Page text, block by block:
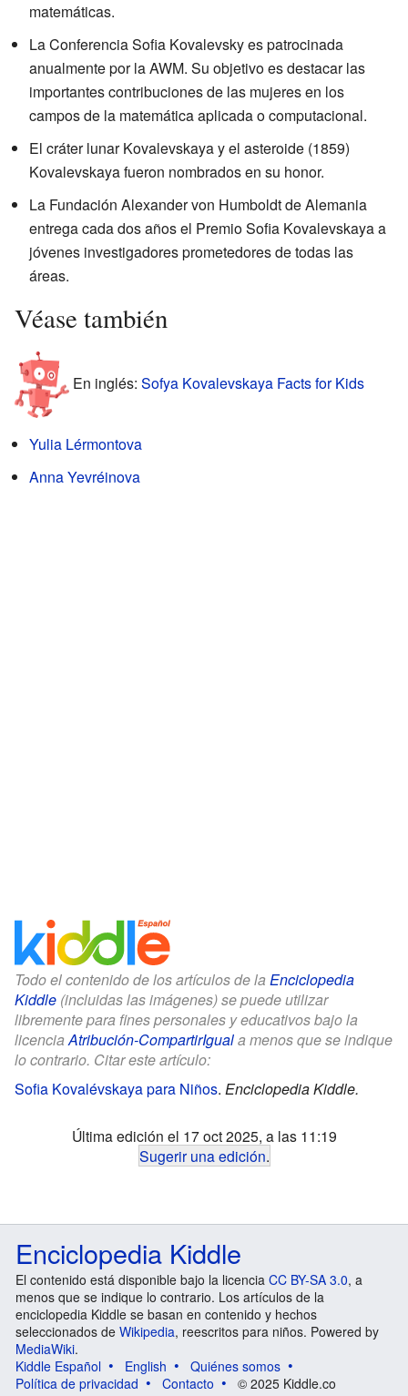
matemáticas.
La Conferencia Sofia Kovalevsky es patrocinada
anualmente por la AWM. Su objetivo es destacar las
importantes contribuciones de las mujeres en los
campos de la matemática aplicada o computacional.
El cráter lunar Kovalevskaya y el asteroide (1859)
Kovalevskaya fueron nombrados en su honor.
La Fundación Alexander von Humboldt de Alemania
entrega cada dos años el Premio Sofia Kovalevskaya a
jóvenes investigadores prometedores de todas las
áreas.
Véase también
En inglés: Sofya Kovalevskaya Facts for Kids
Yulia Lérmontova
Anna Yevréinova
Todo el contenido de los artículos de la Enciclopedia
Kiddle (incluidas las imágenes) se puede utilizar
libremente para fines personales y educativos bajo la
licenciaAtribución-CompartirIguala menos que se indique
lo contrario. Citar este artículo:
Sofia Kovalévskaya para Niños. Enciclopedia Kiddle.
Última edición el 17 oct 2025, a las 11:19
Sugerir una edición.
Enciclopedia Kiddle
El contenido está disponible bajo la licencia CC BY-SA 3.0, a
menos que se indique lo contrario. Los artículos de la
enciclopedia Kiddle se basan en contenido y hechos
seleccionados de Wikipedia, reescritos para niños. Powered by
MediaWiki.
Kiddle Español
English
Quiénes somos
Política de privacidad
Contacto © 2025 Kiddle.co